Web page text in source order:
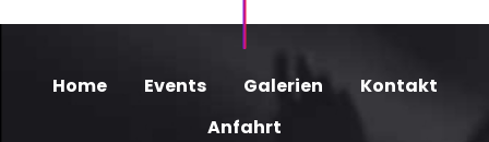
Home Events Galerien
Kontakt
Anfahrt